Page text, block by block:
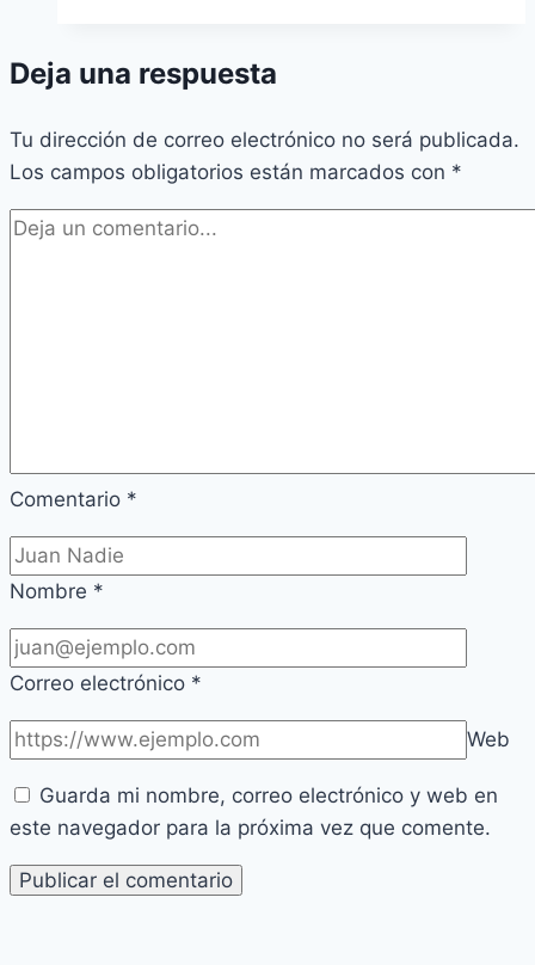
los
españoles
Deja una respuesta
Tu dirección de correo electrónico no será publicada.
Los campos obligatorios están marcados con *
Comentario *
Nombre *
Correo electrónico *
Web
Guarda mi nombre, correo electrónico y web en
este navegador para la próxima vez que comente.